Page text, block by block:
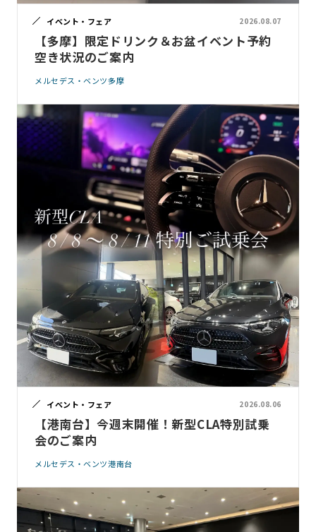
イベント・フェア 2026.08.07
【多摩】限定ドリンク＆お盆イベント予約
空き状況のご案内
メルセデス・ベンツ多摩
イベント・フェア 2026.08.06
【港南台】今週末開催！新型CLA特別試乗
会のご案内
メルセデス・ベンツ港南台